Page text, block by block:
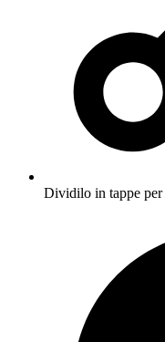
Dividilo in tappe per